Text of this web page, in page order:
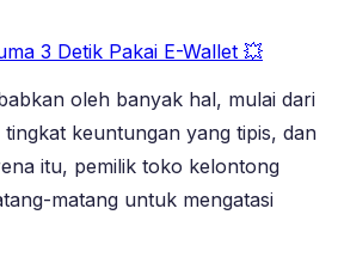
3 Detik Pakai E-Wallet 💥
oleh banyak hal, mulai dari
keuntungan yang tipis, dan
itu, pemilik toko kelontong
matang untuk mengatasi